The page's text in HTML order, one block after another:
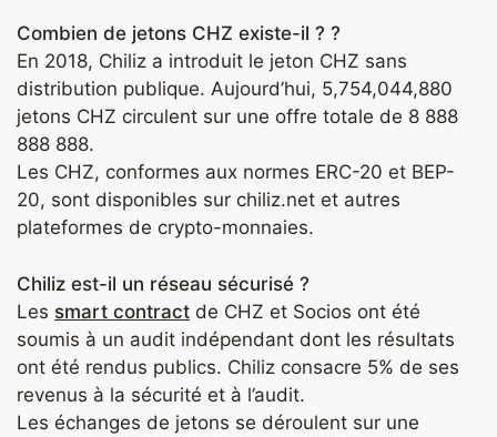
Combien de jetons CHZ existe-il ? ?
En 2018, Chiliz a introduit le jeton CHZ sans
distribution publique. Aujourd’hui, 5,754,044,880
jetons CHZ circulent sur une offre totale de 8 888
888 888.
Les CHZ, conformes aux normes ERC-20 et BEP-
20, sont disponibles sur chiliz.net et autres
plateformes de crypto-monnaies.
Chiliz est-il un réseau sécurisé ?
Les smart contract de CHZ et Socios ont été
soumis à un audit indépendant dont les résultats
ont été rendus publics. Chiliz consacre 5% de ses
revenus à la sécurité et à l’audit.
Les échanges de jetons se déroulent sur une